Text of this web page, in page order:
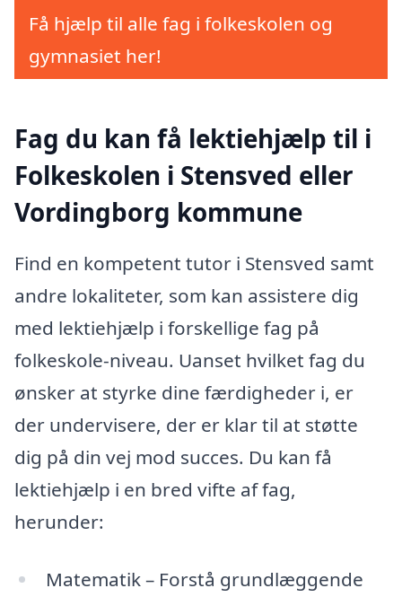
Få hjælp til alle fag i folkeskolen og
gymnasiet her!
Fag du kan få lektiehjælp til i
Folkeskolen i Stensved eller
Vordingborg kommune
Find en kompetent tutor i Stensved samt
andre lokaliteter, som kan assistere dig
med lektiehjælp i forskellige fag på
folkeskole-niveau. Uanset hvilket fag du
ønsker at styrke dine færdigheder i, er
der undervisere, der er klar til at støtte
dig på din vej mod succes. Du kan få
lektiehjælp i en bred vifte af fag,
herunder:
Matematik – Forstå grundlæggende